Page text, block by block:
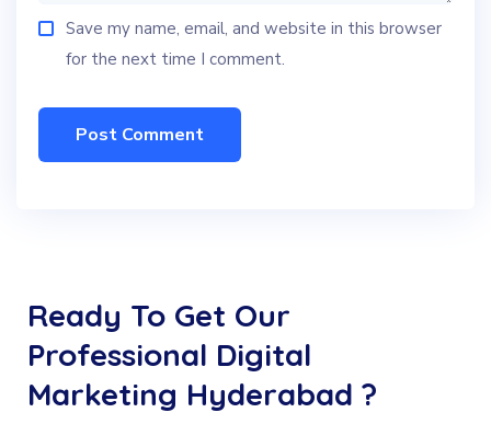
Save my name, email, and website in this browser
for the next time I comment.
Ready To Get Our
Professional Digital
Marketing Hyderabad ?